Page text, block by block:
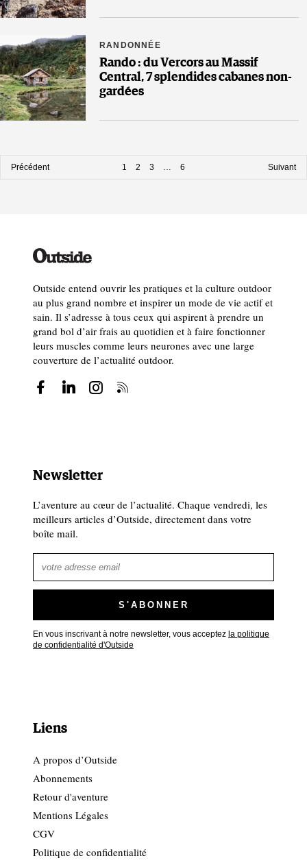
RANDONNÉE
Rando : du Vercors au Massif
Central, 7 splendides cabanes non-
gardées
Précédent 1 2 3 … 6 Suivant
Outside entend ouvrir les pratiques et la culture outdoor
au plus grand nombre et inspirer un mode de vie actif et
sain. Il s’adresse à tous ceux qui aspirent à prendre un
grand bol d’air frais au quotidien et à faire fonctionner
leurs muscles comme leurs neurones avec une large
couverture de l’actualité outdoor.
Newsletter
L’aventure au cœur de l’actualité. Chaque vendredi, les
meilleurs articles d’Outside, directement dans votre
boîte mail.
En vous inscrivant à notre newsletter, vous acceptez la politique
de confidentialité d'Outside
Liens
A propos d’Outside
Abonnements
Retour d'aventure
Mentions Légales
CGV
Politique de confidentialité